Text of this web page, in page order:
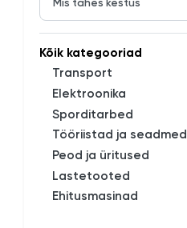
Kõik kategooriad
Transport
Elektroonika
Sporditarbed
Tööriistad ja seadmed
Peod ja üritused
Lastetooted
Ehitusmasinad